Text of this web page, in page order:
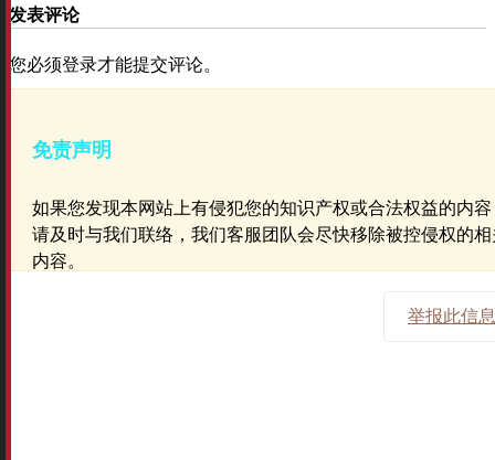
发表评论
您必须登录才能提交评论。
免责声明
如果您发现本网站上有侵犯您的知识产权或合法权益的内
请及时与我们联络，我们客服团队会尽快移除被控侵权的
内容。
举报此信息